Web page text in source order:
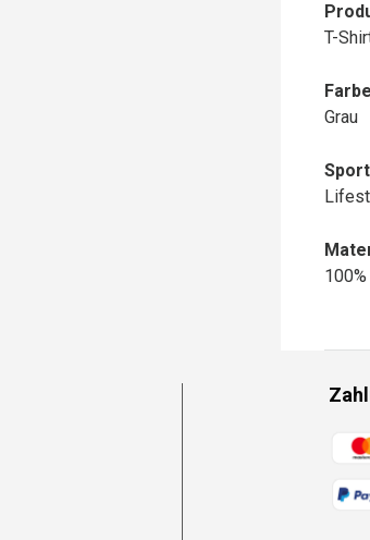
T-
Grau